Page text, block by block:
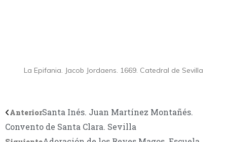
La Epifania. Jacob Jordaens. 1669. Catedral de Sevilla
AnteriorSanta Inés. Juan Martínez Montañés.
Convento de Santa Clara. Sevilla